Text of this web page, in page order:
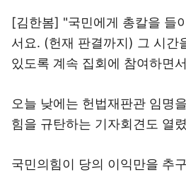
[김한봄] "국민에게 총칼을 들
서요. (헌재 판결까지) 그 시간
있도록 계속 집회에 참여하면
오늘 낮에는 헌법재판관 임명
힘을 규탄하는 기자회견도 열
국민의힘이 당의 이익만을 추